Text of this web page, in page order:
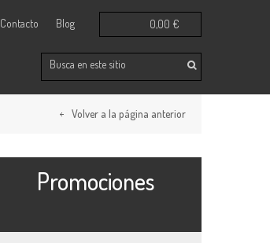
0,00 €
Blog
Contacto
Volver a la página anterior
Promociones